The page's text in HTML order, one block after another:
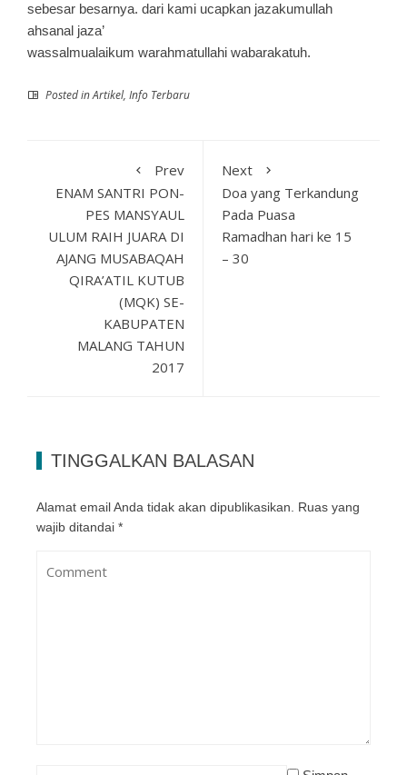
sebesar besarnya. dari kami ucapkan jazakumullah
ahsanal jaza’
wassalmualaikum warahmatullahi wabarakatuh.
Posted inArtikel, Info Terbaru
Prev
ENAM SANTRI PON-
PES MANSYAUL
ULUM RAIH JUARA DI
AJANG MUSABAQAH
QIRA’ATIL KUTUB
(MQK) SE-
KABUPATEN
MALANG TAHUN
2017
Next
Doa yang Terkandung
Pada Puasa
Ramadhan hari ke 15
– 30
TINGGALKAN BALASAN
Alamat email Anda tidak akan dipublikasikan. Ruas yang
wajib ditandai *